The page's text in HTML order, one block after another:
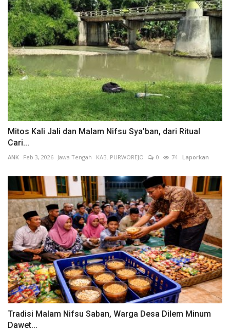
Mitos Kali Jali dan Malam Nifsu Sya’ban, dari Ritual
Cari...
ANK Feb 3, 2026 Jawa Tengah KAB. PURWOREJO 0 74 Laporkan
Tradisi Malam Nifsu Saban, Warga Desa Dilem Minum
Dawet...